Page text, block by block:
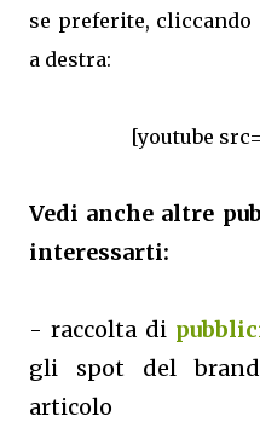
se preferite,
a destra:
[youtube
Vedi anche altre
interessarti:
- raccolta di
gli spot del
articolo